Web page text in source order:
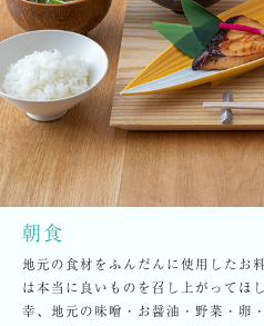
朝食
地元の食材をふんだんに使用したお
は本当に良いものを召し上がってほ
幸、地元の味噌・お醤油・野菜・卵